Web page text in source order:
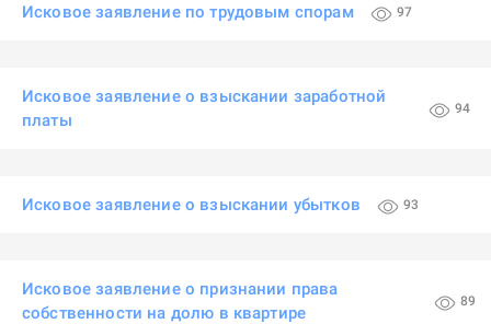
Исковое заявление по трудовым спорам 97
Исковое заявление о взыскании заработной
платы
94
Исковое заявление о взыскании убытков 93
Исковое заявление о признании права
собственности на долю в квартире
89